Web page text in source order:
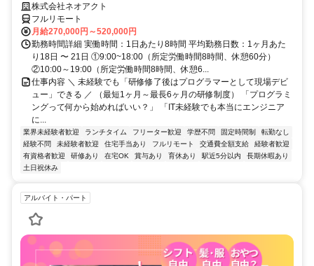
株式会社ネオアクト
フルリモート
月給270,000円～520,000円
勤務時間詳細 実働時間：1日あたり8時間 平均勤務日数：1ヶ月あた
り18日 〜 21日 ①9:00~18:00（所定労働時間8時間、休憩60分）
②10:00～19:00（所定労働時間8時間、休憩6...
仕事内容 ＼ 未経験でも「研修修了後はプログラマーとして現場デビ
ュー」できる ／ （最短1ヶ月～最長6ヶ月の研修制度） 「プログラミ
ングって何から始めればいい？」 「IT未経験でも本当にエンジニア
に...
業界未経験者歓迎 ランチタイム フリーター歓迎 学歴不問 固定時間制
転勤なし
経験不問
未経験者歓迎 住宅手当あり フルリモート 交通費全額支給
経験者歓迎
有資格者歓迎
研修あり 在宅OK 賞与あり 育休あり 駅近5分以内
長期休暇あり
土日祝休み
アルバイト・パート